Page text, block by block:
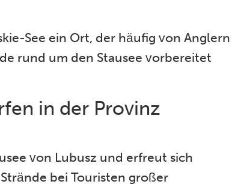
See ein Ort, der häufig von Anglern
rund um den Stausee vorbereitet
in der Provinz
von Lubusz und erfreut sich
bei Touristen großer